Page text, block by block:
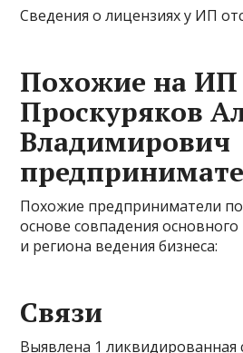
Сведения о лицензиях у ИП
Похожие на ИП
Проскуряков
Владимирович
Похожие предприниматели
основе совпадения
и региона ведения бизнеса:
Связи
Выявлена 1 ликвидированная